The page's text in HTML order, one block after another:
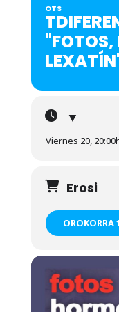
OTS
▼
Viernes 20,
Erosi
OROKORRA